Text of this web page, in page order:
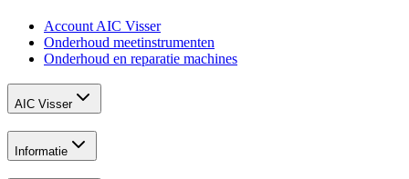
Account AIC Visser
Onderhoud meetinstrumenten
Onderhoud en reparatie machines
AIC Visser
Informatie